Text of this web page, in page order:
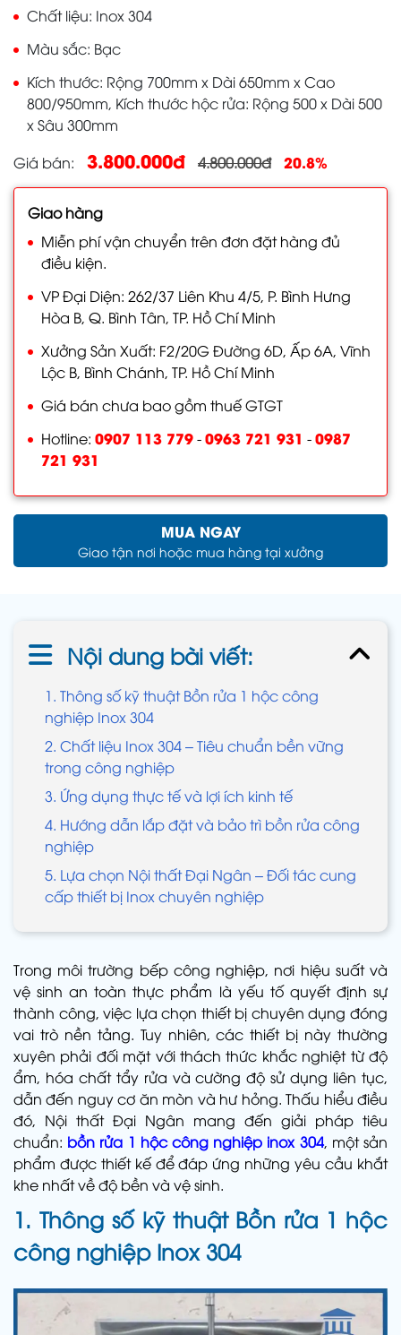
Chất liệu Inox 304
Màu sắc Bạc
Kích thước Rộng 700mm x Dài 650mm x Cao
800/950mm, Kích thước hộc rửa: Rộng 500 x Dài 500
x Sâu 300mm
Giá bán
3.800.000đ 4.800.000đ 20.8%
Giao hàng
Miễn phí vận chuyển trên đơn đặt hàng đủ
điều kiện.
VP Đại Diện: 262/37 Liên Khu 4/5, P. Bình Hưng
Hòa B, Q. Bình Tân, TP. Hồ Chí Minh
Xưởng Sản Xuất: F2/20G Đường 6D, Ấp 6A, Vĩnh
Lộc B, Bình Chánh, TP. Hồ Chí Minh
Giá bán chưa bao gồm thuế GTGT
Hotline: 0907 113 779-0963 721 931 -0987
721 931
MUA NGAY
Giao tận nơi hoặc mua hàng tại xưởng
Nội dung bài viết:
1. Thông số kỹ thuật Bồn rửa 1 hộc công
nghiệp Inox 304
2. Chất liệu Inox 304 – Tiêu chuẩn bền vững
trong công nghiệp
3. Ứng dụng thực tế và lợi ích kinh tế
4. Hướng dẫn lắp đặt và bảo trì bồn rửa công
nghiệp
5. Lựa chọn Nội thất Đại Ngân – Đối tác cung
cấp thiết bị Inox chuyên nghiệp
Trong môi trường bếp công nghiệp, nơi hiệu suất và
vệ sinh an toàn thực phẩm là yếu tố quyết định sự
thành công, việc lựa chọn thiết bị chuyên dụng đóng
vai trò nền tảng. Tuy nhiên, các thiết bị này thường
xuyên phải đối mặt với thách thức khắc nghiệt từ độ
ẩm, hóa chất tẩy rửa và cường độ sử dụng liên tục,
dẫn đến nguy cơ ăn mòn và hư hỏng. Thấu hiểu điều
đó, Nội thất Đại Ngân mang đến giải pháp tiêu
chuẩn: bồn rửa 1 hộc công nghiệp inox 304, một sản
phẩm được thiết kế để đáp ứng những yêu cầu khắt
khe nhất về độ bền và vệ sinh.
1. Thông số kỹ thuật Bồn rửa 1 hộc
công nghiệp Inox 304